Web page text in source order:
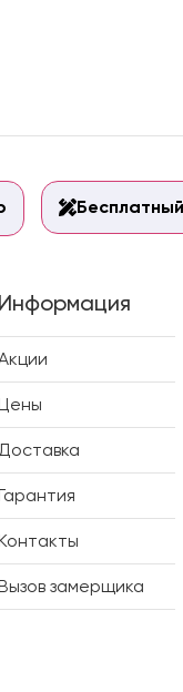
Информация
Доставка
замерщика